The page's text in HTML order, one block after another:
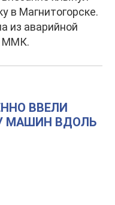
в Магнитогорске.
из аварийной
ММК.
ВВЕЛИ
МАШИН ВДОЛЬ